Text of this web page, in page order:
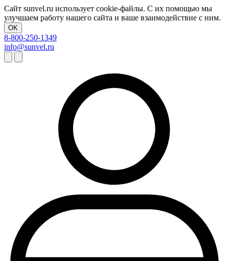
Сайт sunvel.ru использует cookie-файлы. С их помощью мы
улучшаем работу нашего сайта и ваше взаимодействие с ним.
OK
8-800-250-1349
info@sunvel.ru